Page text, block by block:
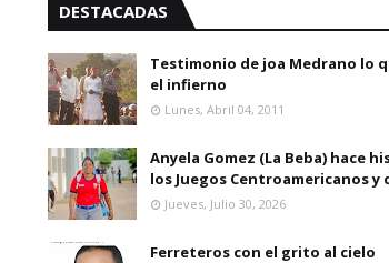
DESTACADAS
Testimonio de joa Medrano lo
el infierno
Lunes, Abril 04, 2011
Anyela Gomez (La Beba) hace
los Juegos Centroamericanos y
Jueves, Julio 30, 2026
Ferreteros con el grito al cielo